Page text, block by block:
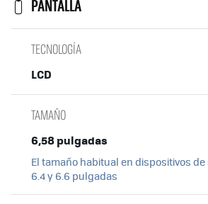
PANTALLA
TECNOLOGÍA
LCD
TAMAÑO
6,58 pulgadas
El tamaño habitual en dispositivos
6.4 y 6.6 pulgadas